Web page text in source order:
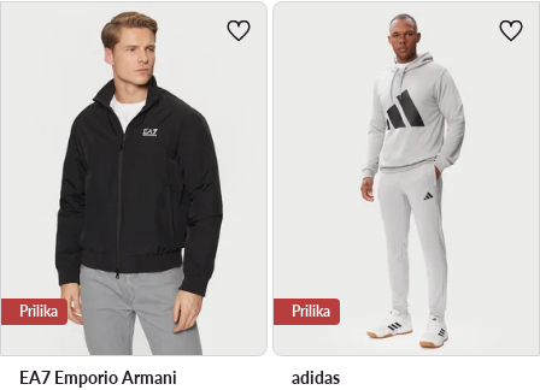
Prilika
EA7 Emporio Armani
Prilika
adidas